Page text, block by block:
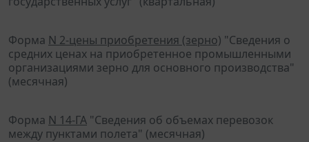
Форма N 2-цены приобретения (зерно) "Сведения о
средних ценах на приобретенное промышленными
организациями зерно для основного производства"
(месячная)
Форма N 14-ГА "Сведения об объемах перевозок
между пунктами полета" (месячная)